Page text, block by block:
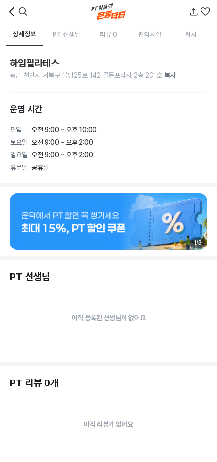
상세정보 PT 선생님 리뷰 0 편의시설 위치
하임필라테스
충남 천안시 서북구 불당25로 142 골든프라자 2층 201호 복사
운영 시간
평일
오전 9:00 ~ 오후 10:00
토요일
오전 9:00 ~ 오후 2:00
일요일
오전 9:00 ~ 오후 2:00
휴무일 공휴일
1/3
PT 선생님
아직 등록된 선생님이 없어요
PT 리뷰 0개
아직 리뷰가 없어요